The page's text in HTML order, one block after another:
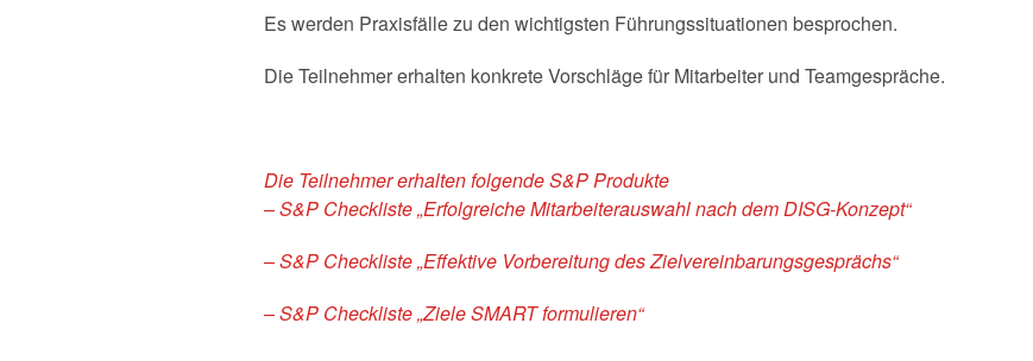
Es werden Praxisfälle zu den wichtigsten Führungssituationen besprochen.
Die Teilnehmer erhalten konkrete Vorschläge für Mitarbeiter und Teamgespräche.
Die Teilnehmer erhalten folgende S&P Produkte
– S&P Checkliste „Erfolgreiche Mitarbeiterauswahl nach dem DISG-Konzept“
– S&P Checkliste „Effektive Vorbereitung des Zielvereinbarungsgesprächs“
– S&P Checkliste „Ziele SMART formulieren“